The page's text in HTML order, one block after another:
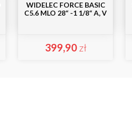
WIDELEC FORCE BASIC
C5.6 MLO 28“ -1 1/8“ A, V
399,90 zł